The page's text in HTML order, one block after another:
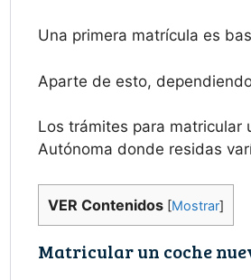
Una primera matrícula es
Aparte de esto,
Los trámites para matricular
Autónoma donde residas
VER Contenidos [Mostrar]
Matricular un coche